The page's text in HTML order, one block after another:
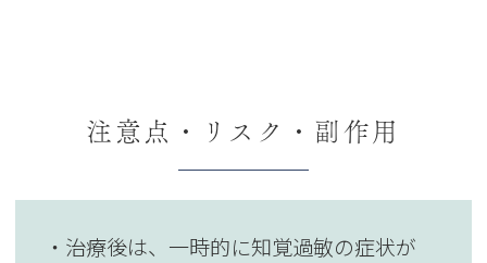
注意点・リスク・副作用
・治療後は、一時的に知覚過敏の症状が